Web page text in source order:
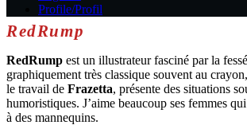
Profile/Profil
RedRump
RedRump est un illustrateur fasciné par la
graphiquement très classique souvent au
le travail de Frazetta, présente des situations
humoristiques. J’aime beaucoup ses femmes
à des mannequins.